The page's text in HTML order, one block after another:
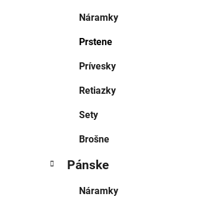
Náramky
Prstene
Prívesky
Retiazky
Sety
Brošne
Pánske
Náramky